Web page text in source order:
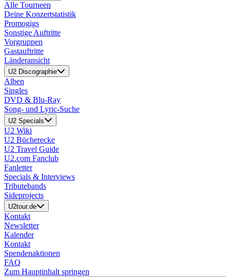
Alle Tourneen
Deine Konzertstatistik
Promogigs
Sonstige Auftritte
Vorgruppen
Gastauftritte
Länderansicht
U2 Discographie
Alben
Singles
DVD & Blu-Ray
Song- und Lyric-Suche
U2 Specials
U2 Wiki
U2 Bücherecke
U2 Travel Guide
U2.com Fanclub
Fanletter
Specials & Interviews
Tributebands
Sideprojects
U2tour.de
Kontakt
Newsletter
Kalender
Kontakt
Spendenaktionen
FAQ
Zum Hauptinhalt springen